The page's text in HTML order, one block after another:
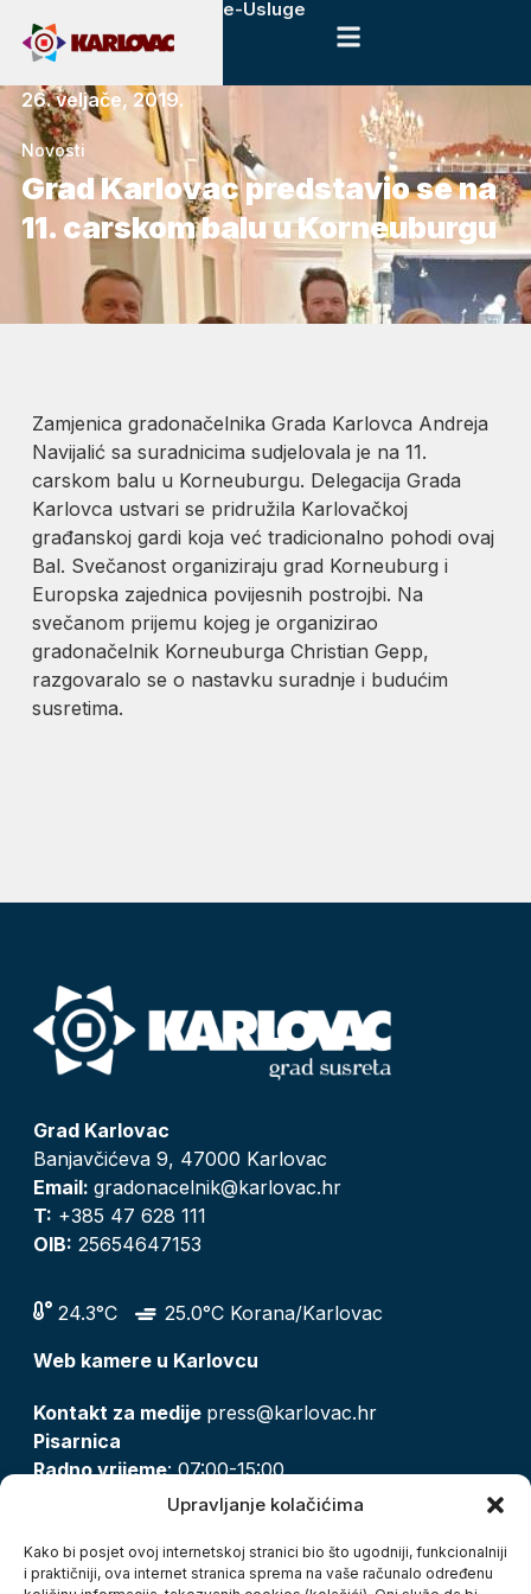
Upravljanje kolačićima
Kako bi posjet ovoj internetskoj stranici bio što ugodniji, funkcionalniji
i praktičniji, ova internet stranica sprema na vaše računalo određenu
e-Usluge
26. veljače, 2019.
Novosti
Grad Karlovac predstavio se na
11. carskom balu u Korneuburgu
Zamjenica gradonačelnika Grada Karlovca Andreja
Navijalić sa suradnicima sudjelovala je na 11.
carskom balu u Korneuburgu. Delegacija Grada
Karlovca ustvari se pridružila Karlovačkoj
građanskoj gardi koja već tradicionalno pohodi ovaj
Bal. Svečanost organiziraju grad Korneuburg i
Europska zajednica povijesnih postrojbi. Na
svečanom prijemu kojeg je organizirao
gradonačelnik Korneuburga Christian Gepp,
razgovaralo se o nastavku suradnje i budućim
susretima.
Grad Karlovac
Banjavčićeva 9, 47000 Karlovac
Email: gradonacelnik@karlovac.hr
T: +385 47 628 111
OIB: 25654647153
24.3°C
25.0°C Korana/Karlovac
Web kamere u Karlovcu
Kontakt za medije press@karlovac.hr
Pisarnica
Radno vrijeme: 07:00-15:00
pisarnica@karlovac.hr